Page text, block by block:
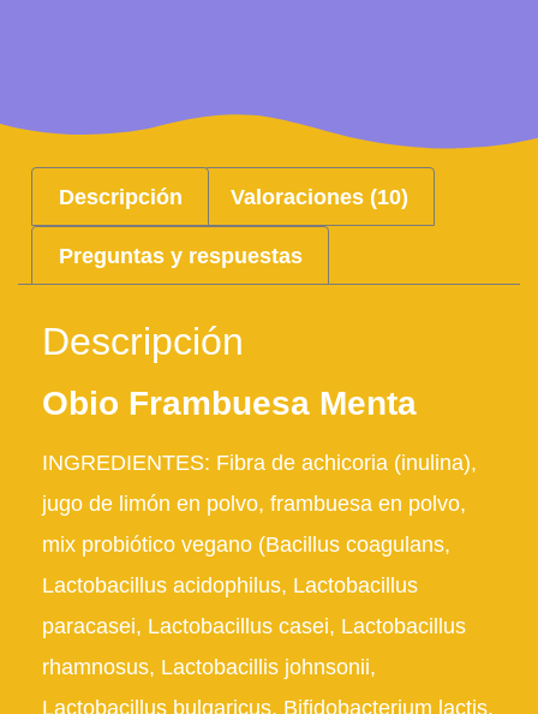
Descripción Valoraciones (10)
Preguntas y respuestas
Descripción
Obio Frambuesa Menta
INGREDIENTES: Fibra de achicoria (inulina),
jugo de limón en polvo, frambuesa en polvo,
mix probiótico vegano (Bacillus coagulans,
Lactobacillus acidophilus, Lactobacillus
paracasei, Lactobacillus casei, Lactobacillus
rhamnosus, Lactobacillis johnsonii,
Lactobacillus bulgaricus, Bifidobacterium lactis,